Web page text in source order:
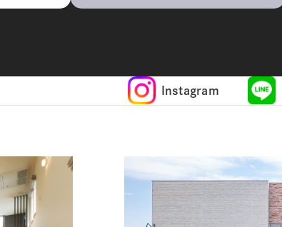
Instagram